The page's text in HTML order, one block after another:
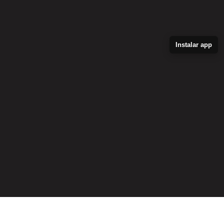
Instalar app